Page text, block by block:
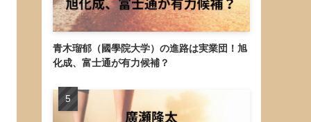
青木瑠郁（國學院大学）の進路は実業団！旭
化成、富士通が有力候補？